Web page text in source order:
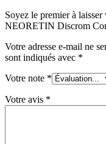
Soyez le premier à
NEORETIN Discrom
Votre adresse e-mail ne
sont indiqués avec *
Votre note *
Votre avis *